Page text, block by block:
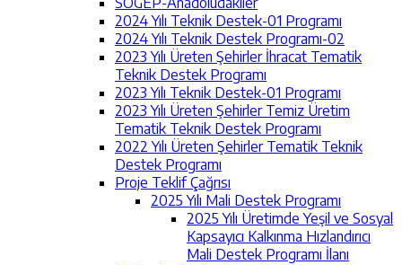
2024 Yılı Teknik Destek-01 Programı
2024 Yılı Teknik Destek Programı-02
2023 Yılı Üreten Şehirler İhracat Tematik
Teknik Destek Programı
2023 Yılı Teknik Destek-01 Programı
2023 Yılı Üreten Şehirler Temiz Üretim
Tematik Teknik Destek Programı
2022 Yılı Üreten Şehirler Tematik Teknik
Destek Programı
Proje Teklif Çağrısı
2025 Yılı Mali Destek Programı
2025 Yılı Üretimde Yeşil ve Sosyal
Kapsayıcı Kalkınma Hızlandırıcı
Mali Destek Programı İlanı